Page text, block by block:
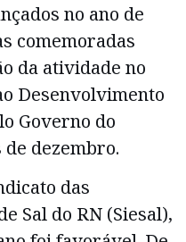
no ano de
comemoradas
da atividade no
Desenvolvimento
Governo do
dezembro.
das
Sal do RN (Siesal),